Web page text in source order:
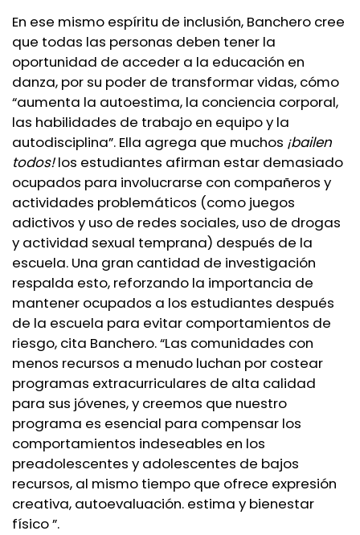
En ese mismo espíritu de inclusión, Banchero cree
que todas las personas deben tener la
oportunidad de acceder a la educación en
danza, por su poder de transformar vidas, cómo
“aumenta la autoestima, la conciencia corporal,
las habilidades de trabajo en equipo y la
autodisciplina”. Ella agrega que muchos ¡bailen
todos! los estudiantes afirman estar demasiado
ocupados para involucrarse con compañeros y
actividades problemáticos (como juegos
adictivos y uso de redes sociales, uso de drogas
y actividad sexual temprana) después de la
escuela. Una gran cantidad de investigación
respalda esto, reforzando la importancia de
mantener ocupados a los estudiantes después
de la escuela para evitar comportamientos de
riesgo, cita Banchero. “Las comunidades con
menos recursos a menudo luchan por costear
programas extracurriculares de alta calidad
para sus jóvenes, y creemos que nuestro
programa es esencial para compensar los
comportamientos indeseables en los
preadolescentes y adolescentes de bajos
recursos, al mismo tiempo que ofrece expresión
creativa, autoevaluación. estima y bienestar
físico ”.